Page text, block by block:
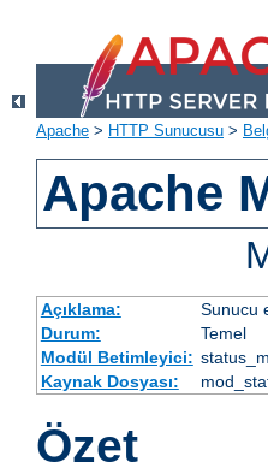
Apache > HTTP Sunucusu >
Apache
Açıklama:
Sunucu
Durum:
Temel
Modül Betimleyici:
Kaynak Dosyası:
Özet